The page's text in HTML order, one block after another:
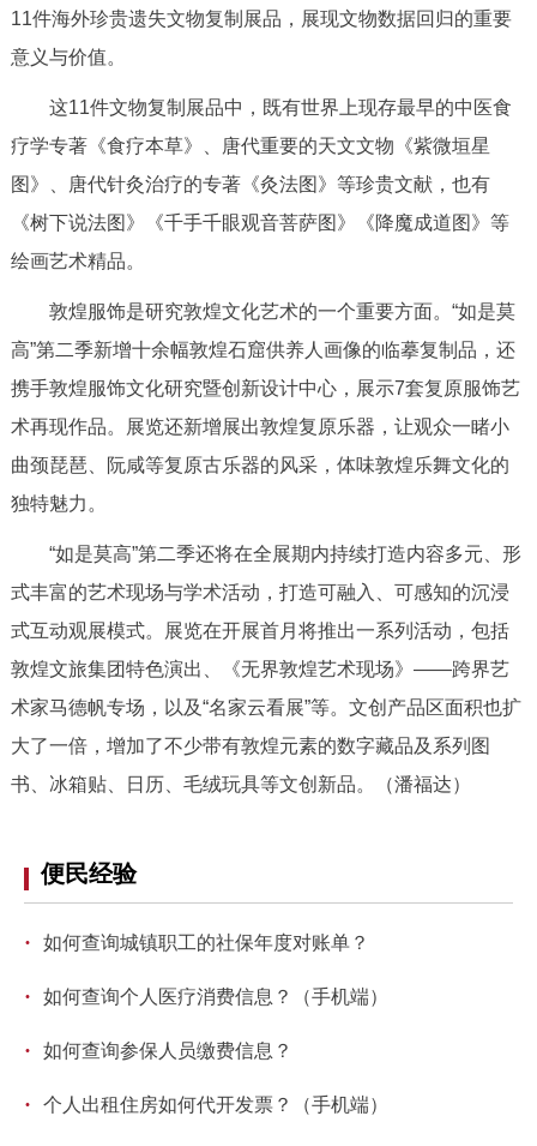
ITALIANO
回到顶部
11件海外珍贵遗失文物复制展品，展现文物数据回归的重要
意义与价值。
这11件文物复制展品中，既有世界上现存最早的中医食
疗学专著《食疗本草》、唐代重要的天文文物《紫微垣星
图》、唐代针灸治疗的专著《灸法图》等珍贵文献，也有
《树下说法图》《千手千眼观音菩萨图》《降魔成道图》等
绘画艺术精品。
敦煌服饰是研究敦煌文化艺术的一个重要方面。“如是莫
高”第二季新增十余幅敦煌石窟供养人画像的临摹复制品，还
携手敦煌服饰文化研究暨创新设计中心，展示7套复原服饰艺
术再现作品。展览还新增展出敦煌复原乐器，让观众一睹小
曲颈琵琶、阮咸等复原古乐器的风采，体味敦煌乐舞文化的
独特魅力。
“如是莫高”第二季还将在全展期内持续打造内容多元、形
式丰富的艺术现场与学术活动，打造可融入、可感知的沉浸
式互动观展模式。展览在开展首月将推出一系列活动，包括
敦煌文旅集团特色演出、《无界敦煌艺术现场》——跨界艺
术家马德帆专场，以及“名家云看展”等。文创产品区面积也扩
大了一倍，增加了不少带有敦煌元素的数字藏品及系列图
书、冰箱贴、日历、毛绒玩具等文创新品。（潘福达）
便民经验
· 如何查询城镇职工的社保年度对账单？
· 如何查询个人医疗消费信息？（手机端）
· 如何查询参保人员缴费信息？
· 个人出租住房如何代开发票？（手机端）